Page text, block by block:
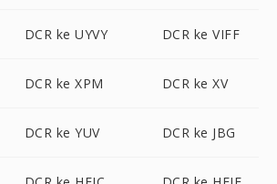
DCR ke UYVY DCR ke VIFF
DCR ke XPM DCR ke XV
DCR ke YUV DCR ke JBG